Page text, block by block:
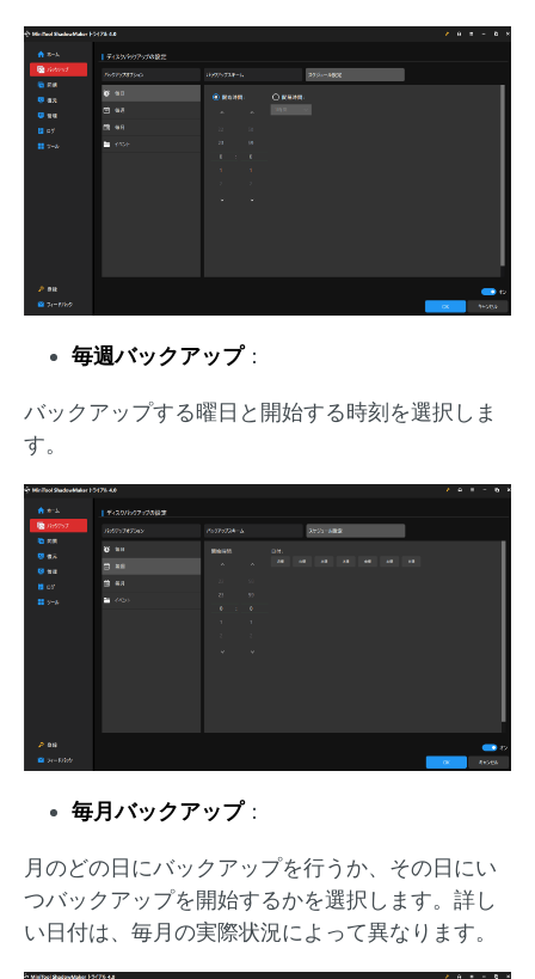
毎週バックアップ：
バックアップする曜日と開始する時刻を選択しま
す。
毎月バックアップ：
月のどの日にバックアップを行うか、その日にい
つバックアップを開始するかを選択します。詳し
い日付は、毎月の実際状況によって異なります。